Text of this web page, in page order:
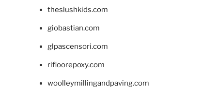
theslushkids.com
giobastian.com
glpascensori.com
rifloorepoxy.com
woolleymillingandpaving.com